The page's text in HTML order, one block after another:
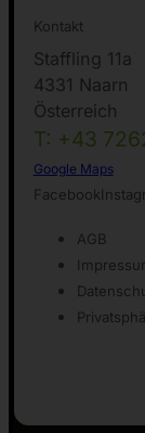
Kontakt
Staffling 11a
4331 Naarn
Österreich
T: +43
Google Maps
Facebook
AGB